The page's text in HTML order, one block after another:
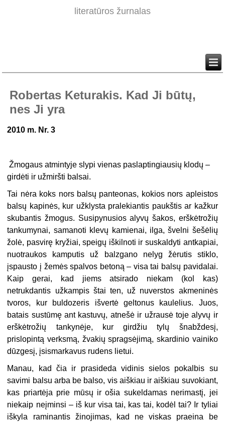
literatūros žurnalas
Robertas Keturakis. Kad Ji būtų,
nes Ji yra
2010 m. Nr. 3
Žmogaus atmintyje slypi vienas paslaptingiausių klodų –
girdėti ir užmiršti balsai.
Tai nėra koks nors balsų panteonas, kokios nors apleistos
balsų kapinės, kur užklysta pralekiantis paukštis ar kažkur
skubantis žmogus. Susipynusios alyvų šakos, erškėtrožių
tankumynai, samanoti klevų kamienai, ilga, švelni šešėlių
žolė, pasvirę kryžiai, speigų iškilnoti ir suskaldyti antkapiai,
nuotraukos kamputis už balzgano nelyg žėrutis stiklo,
įspausto į žemės spalvos betoną – visa tai balsų pavidalai.
Kaip gerai, kad jiems atsirado niekam (kol kas)
netrukdantis užkampis štai ten, už nuverstos akmeninės
tvoros, kur buldozeris išvertė geltonus kaulelius. Juos,
batais sustūmę ant kastuvų, atnešė ir užrausė toje alyvų ir
erškėtrožių tankynėje, kur girdžiu tylų šnabždesį,
prislopintą verksmą, žvakių spragsėjimą, skardinio vainiko
dūzgesį, įsismarkavus rudens lietui.
Manau, kad čia ir prasideda vidinis sielos pokalbis su
savimi balsu arba be balso, vis aiškiau ir aiškiau suvokiant,
kas priartėja prie mūsų ir ošia sukeldamas nerimastį, jei
niekaip neįminsi – iš kur visa tai, kas tai, kodėl tai? Ir tyliai
iškyla raminantis žinojimas, kad ne viskas praeina be